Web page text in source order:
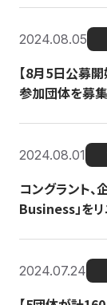
2024.08.05
【8月5日公募
参加団体を募
2024.08.01
コングラント
Business」を
2024.07.24